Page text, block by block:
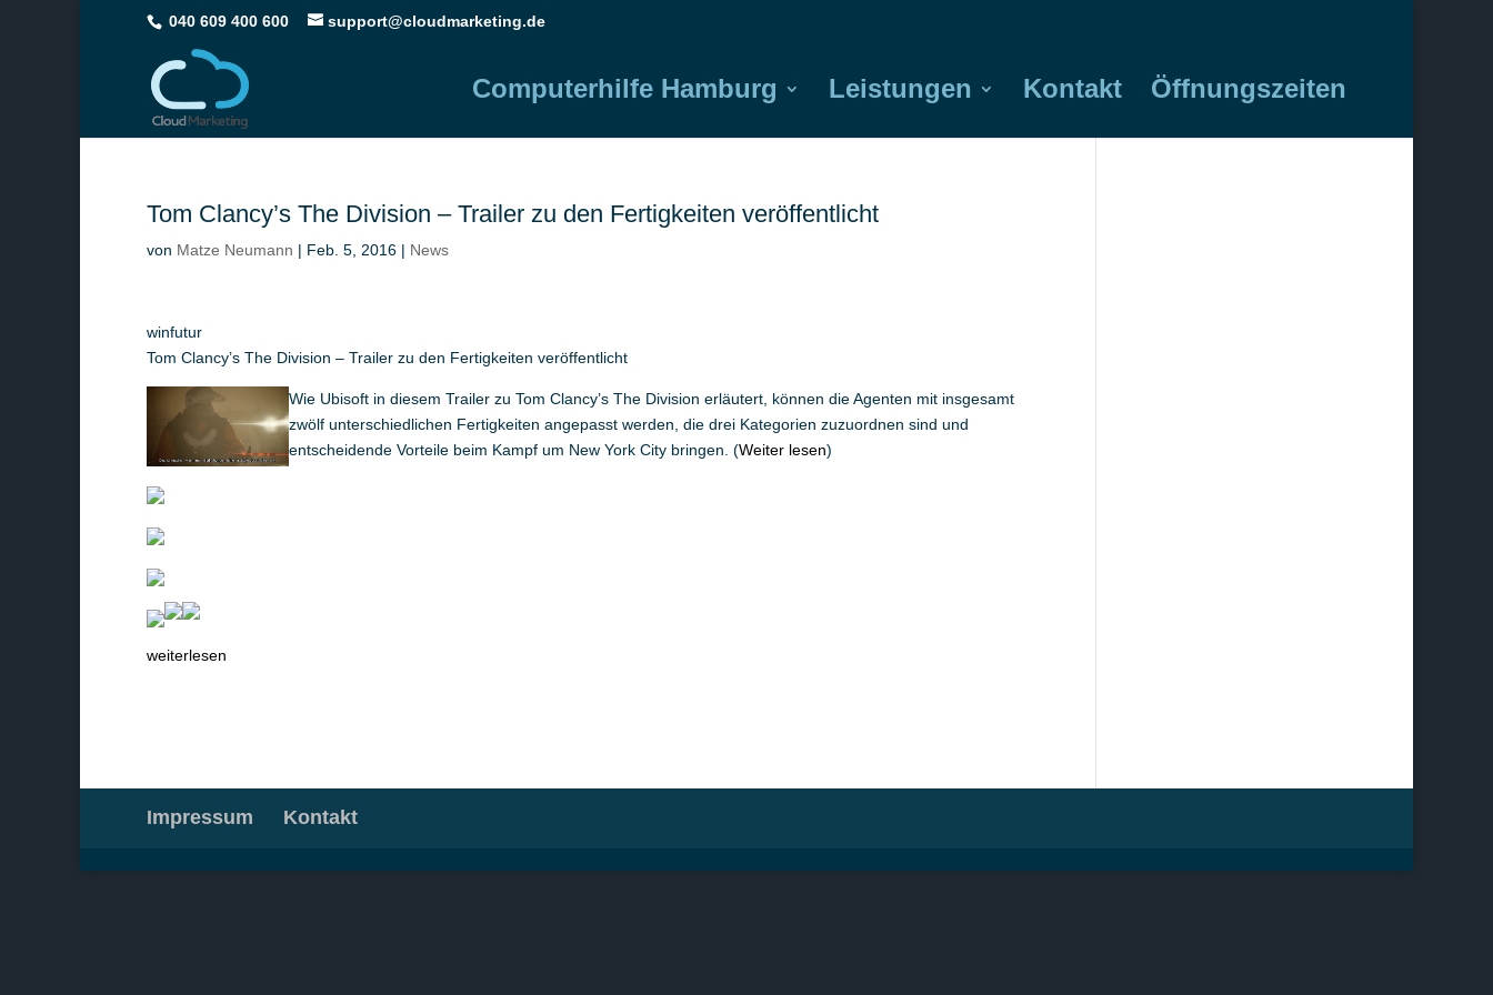
040 609 400 600 support@cloudmarketing.de
Computerhilfe Hamburg Leistungen Kontakt Öffnungszeiten
Tom Clancy’s The Division – Trailer zu den Fertigkeiten veröffentlicht
von Matze Neumann | Feb. 5, 2016 | News
winfutur
Tom Clancy’s The Division – Trailer zu den Fertigkeiten veröffentlicht
Wie Ubisoft in diesem Trailer zu Tom Clancy’s The Division erläutert, können die Agenten mit insgesamt
zwölf unterschiedlichen Fertigkeiten angepasst werden, die drei Kategorien zuzuordnen sind und
entscheidende Vorteile beim Kampf um New York City bringen. (Weiter lesen)
weiterlesen
Impressum Kontakt